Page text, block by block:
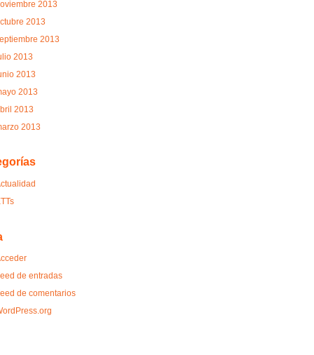
2013
2013
2013
2013
2013
2013
2013
2013
de entradas
de comentarios